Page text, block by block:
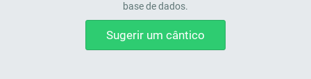
base de dados.
Sugerir um cântico